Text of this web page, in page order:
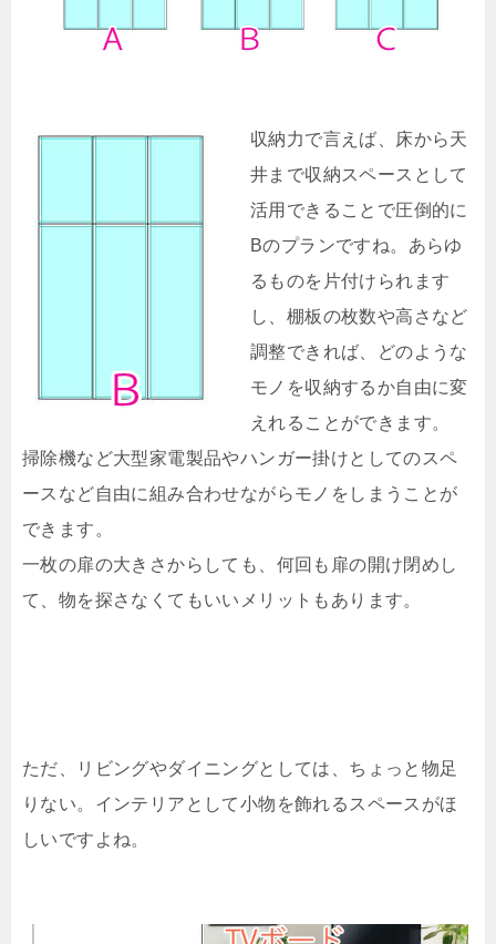
収納力で言えば、床から天
井まで収納スペースとして
活用できることで圧倒的に
Bのプランですね。あらゆ
るものを片付けられます
し、棚板の枚数や高さなど
調整できれば、どのような
モノを収納するか自由に変
えれることができます。
掃除機など大型家電製品やハンガー掛けとしてのスペ
ースなど自由に組み合わせながらモノをしまうことが
できます。
一枚の扉の大きさからしても、何回も扉の開け閉めし
て、物を探さなくてもいいメリットもあります。
ただ、リビングやダイニングとしては、ちょっと物足
りない。インテリアとして小物を飾れるスペースがほ
しいですよね。